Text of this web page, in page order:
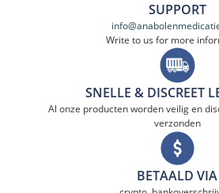
SUPPORT
Write to us for more
SNELLE & DISCREET
Al onze producten worden veilig en
verzonden
BETAALD VIA